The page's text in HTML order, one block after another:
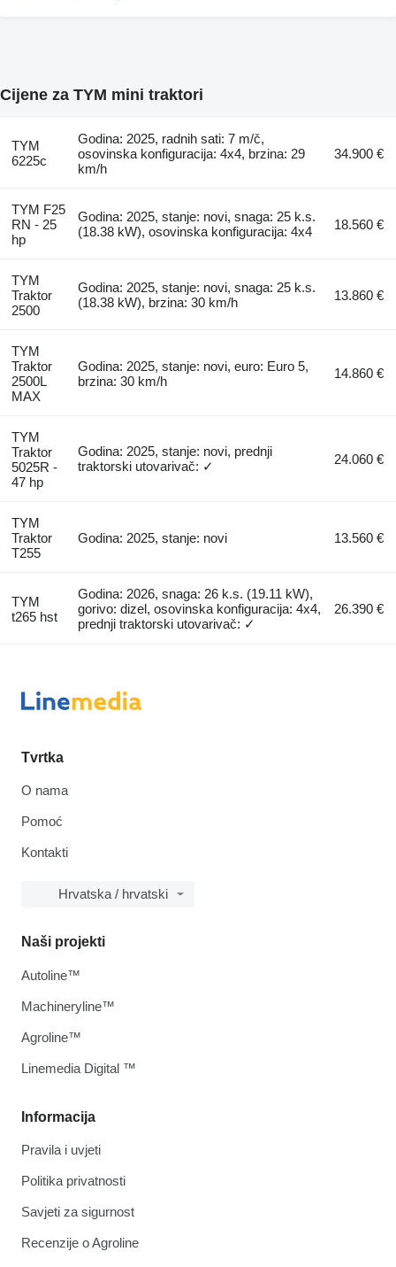
Cijene za TYM mini traktori
TYM
6225c
Godina: 2025, radnih sati: 7 m/č,
osovinska konfiguracija: 4x4, brzina: 29
km/h
34.900 €
TYM F25
RN - 25
hp
Godina: 2025, stanje: novi, snaga: 25 k.s.
(18.38 kW), osovinska konfiguracija: 4x4
18.560 €
TYM
Traktor
2500
Godina: 2025, stanje: novi, snaga: 25 k.s.
(18.38 kW), brzina: 30 km/h
13.860 €
TYM
Traktor
2500L
MAX
Godina: 2025, stanje: novi, euro: Euro 5,
brzina: 30 km/h
14.860 €
TYM
Traktor
5025R -
47 hp
Godina: 2025, stanje: novi, prednji
traktorski utovarivač: ✓
24.060 €
TYM
Traktor
T255
Godina: 2025, stanje: novi 13.560 €
TYM
t265 hst
Godina: 2026, snaga: 26 k.s. (19.11 kW),
gorivo: dizel, osovinska konfiguracija: 4x4,
prednji traktorski utovarivač: ✓
26.390 €
Tvrtka
O nama
Pomoć
Kontakti
Hrvatska / hrvatski
Informacija
Pravila i uvjeti
Politika privatnosti
Savjeti za sigurnost
Recenzije o Agroline
Naši projekti
Autoline™
Machineryline™
Agroline™
Linemedia Digital ™